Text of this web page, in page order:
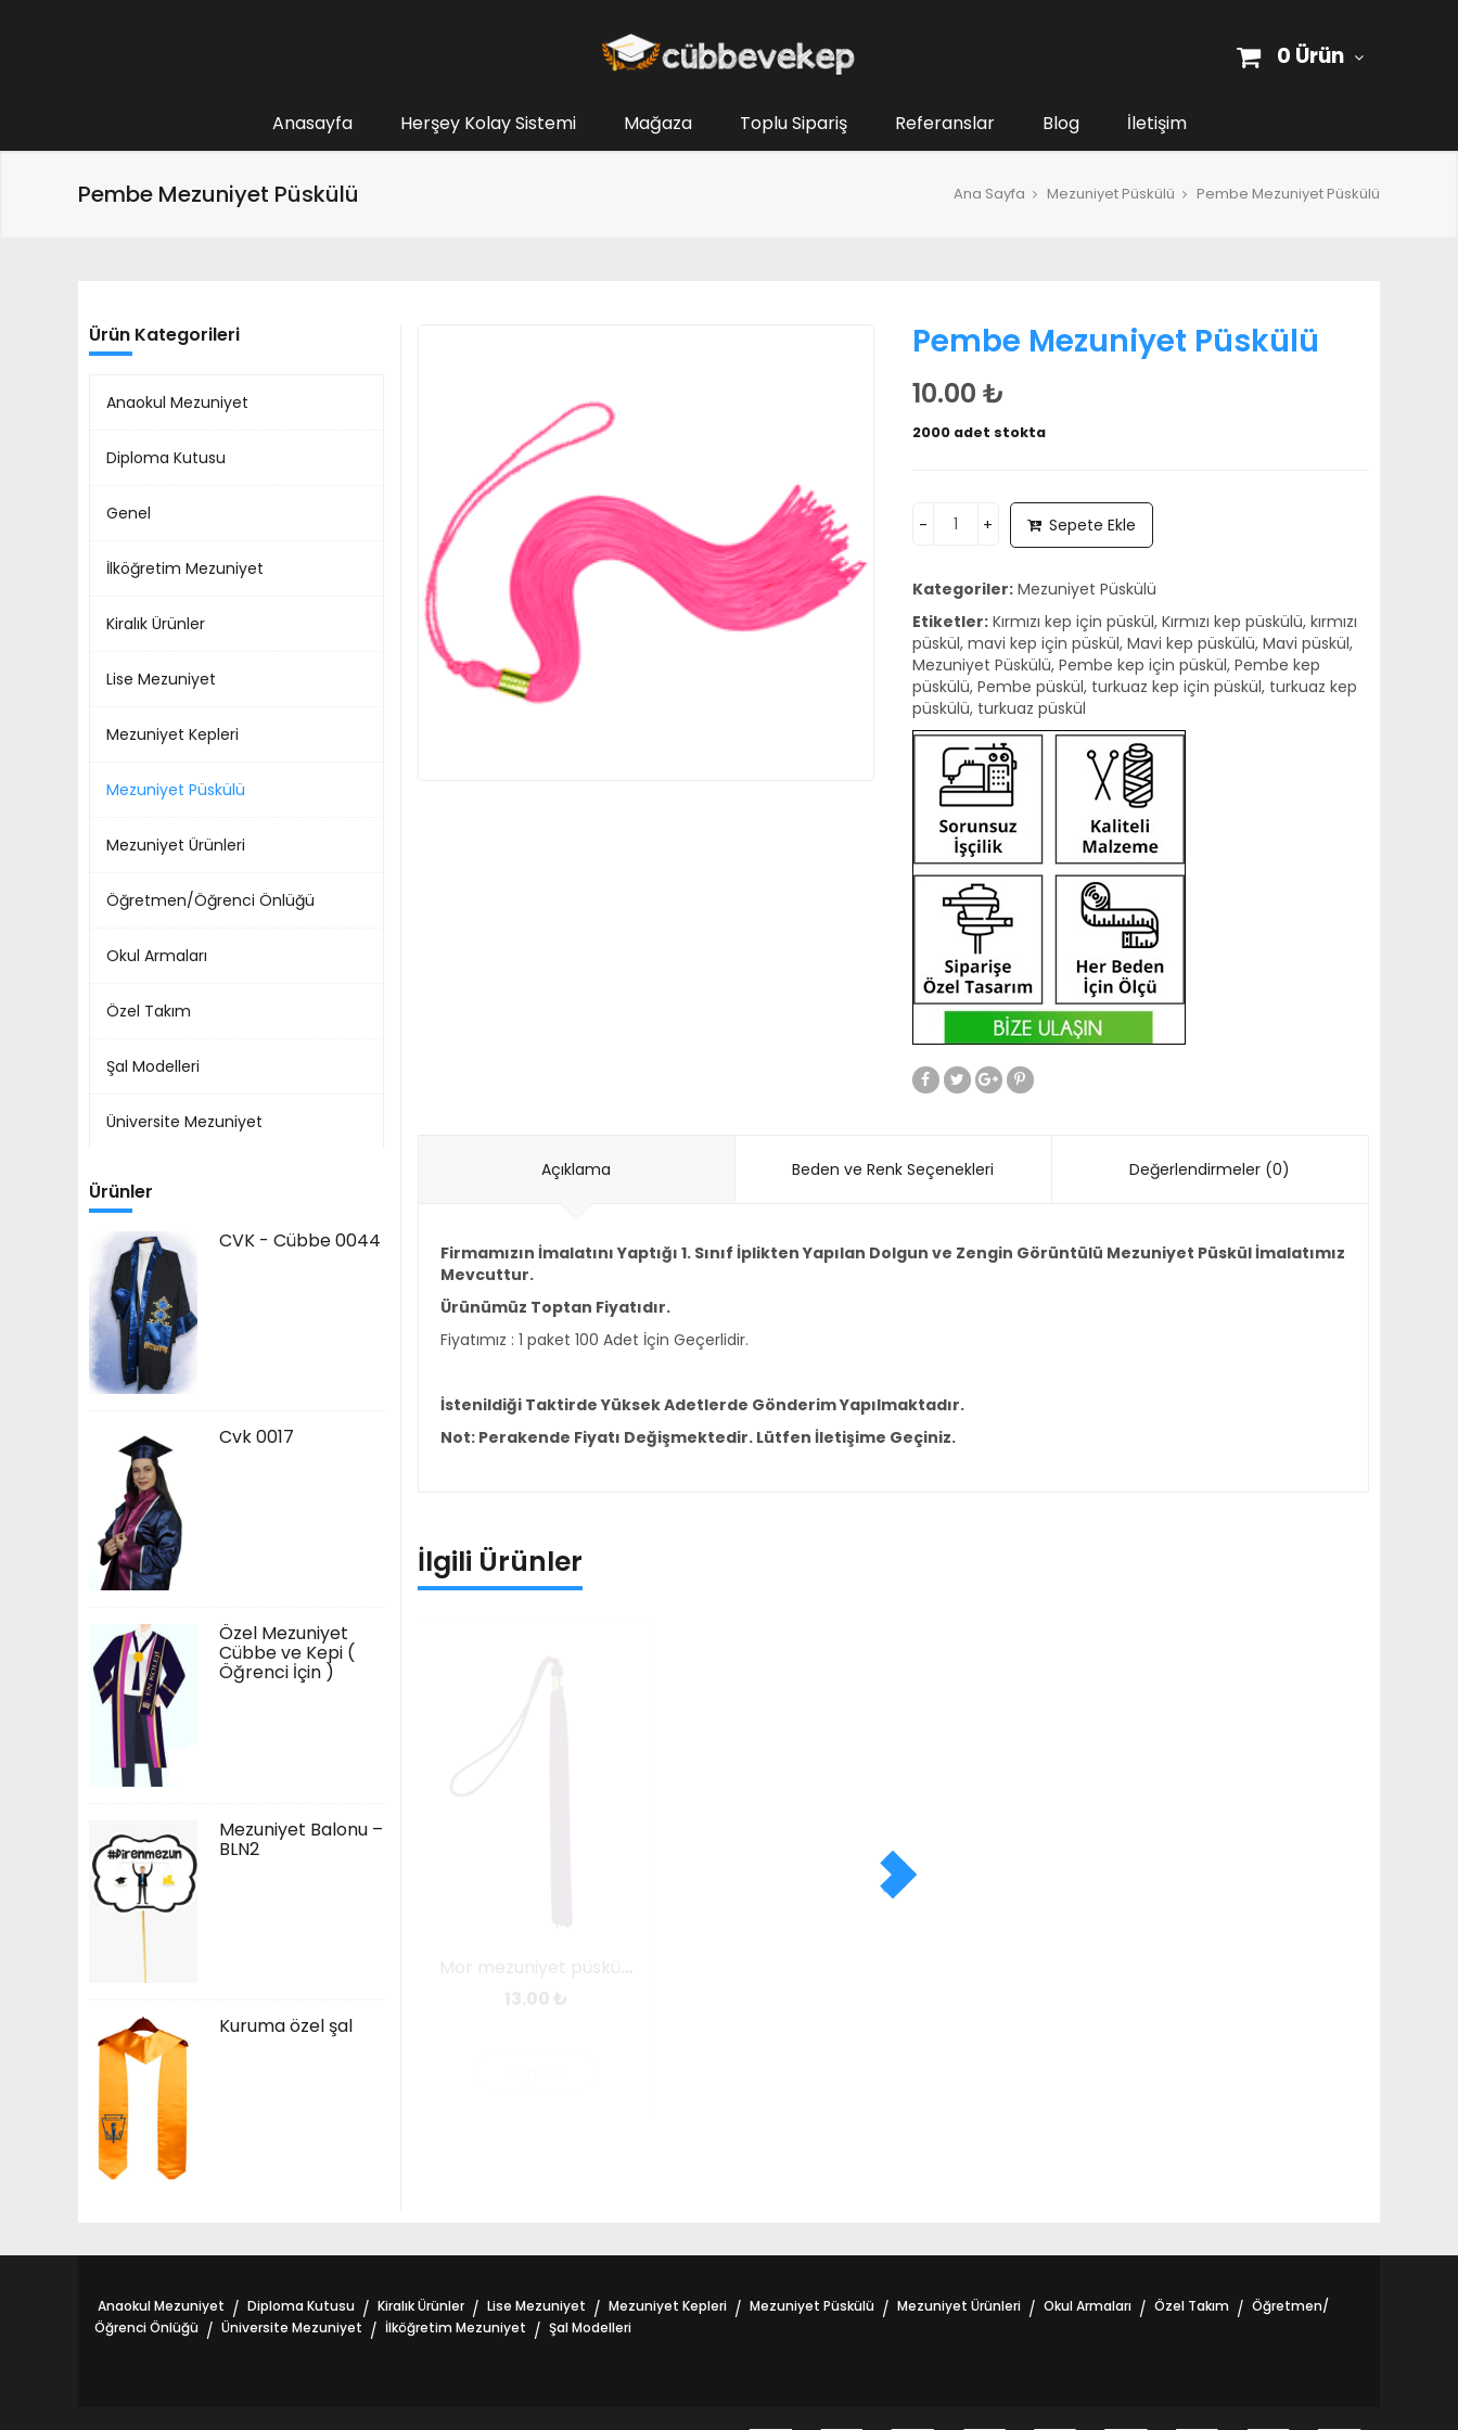
0 Ürün
Anasayfa Herşey Kolay Sistemi Mağaza Toplu Sipariş Referanslar Blog İletişim
Pembe Mezuniyet Püskülü Ana Sayfa Mezuniyet Püskülü Pembe Mezuniyet Püskülü
Pembe Mezuniyet Püskülü
10.00 ₺
2000 adet stokta
Sepete Ekle
Kategoriler: Mezuniyet Püskülü
Etiketler: Kırmızı kep için püskül, Kırmızı kep püskülü, kırmızı
püskül, mavi kep için püskül, Mavi kep püskülü, Mavi püskül,
Mezuniyet Püskülü, Pembe kep için püskül, Pembe kep
püskülü, Pembe püskül, turkuaz kep için püskül, turkuaz kep
püskülü, turkuaz püskül
Açıklama Beden ve Renk Seçenekleri Değerlendirmeler (0)
Firmamızın İmalatını Yaptığı 1. Sınıf İplikten Yapılan Dolgun ve Zengin Görüntülü Mezuniyet Püskül İmalatımız
Mevcuttur.
Ürünümüz Toptan Fiyatıdır.
Fiyatımız : 1 paket 100 Adet İçin Geçerlidir.
İstenildiği Taktirde Yüksek Adetlerde Gönderim Yapılmaktadır.
Not: Perakende Fiyatı Değişmektedir. Lütfen İletişime Geçiniz.
İlgili Ürünler
Ürün Kategorileri
Anaokul Mezuniyet
Diploma Kutusu
Genel
İlköğretim Mezuniyet
Kiralık Ürünler
Lise Mezuniyet
Mezuniyet Kepleri
Mezuniyet Püskülü
Mezuniyet Ürünleri
Öğretmen/Öğrenci Önlüğü
Okul Armaları
Özel Takım
Şal Modelleri
Üniversite Mezuniyet
Ürünler
CVK - Cübbe 0044
Cvk 0017
Özel Mezuniyet
Cübbe ve Kepi (
Öğrenci İçin )
Mezuniyet Balonu –
BLN2
Kuruma özel şal
Anaokul Mezuniyet / Diploma Kutusu / Kiralık Ürünler / Lise Mezuniyet / Mezuniyet Kepleri / Mezuniyet Püskülü / Mezuniyet Ürünleri / Okul Armaları / Özel Takım / Öğretmen/
Öğrenci Önlüğü / Üniversite Mezuniyet / İlköğretim Mezuniyet / Şal Modelleri